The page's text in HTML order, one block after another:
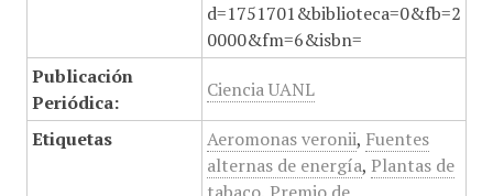
d=1751701&biblioteca=0&fb=2
0000&fm=6&isbn=
Publicación
Periódica:
Ciencia UANL
Etiquetas Aeromonas veronii, Fuentes
alternas de energía, Plantas de